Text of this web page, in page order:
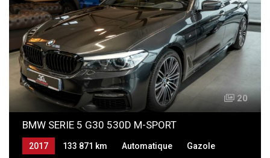
20
BMW SERIE 5 G30 530D M-SPORT
2017 133 871 km Automatique Gazole